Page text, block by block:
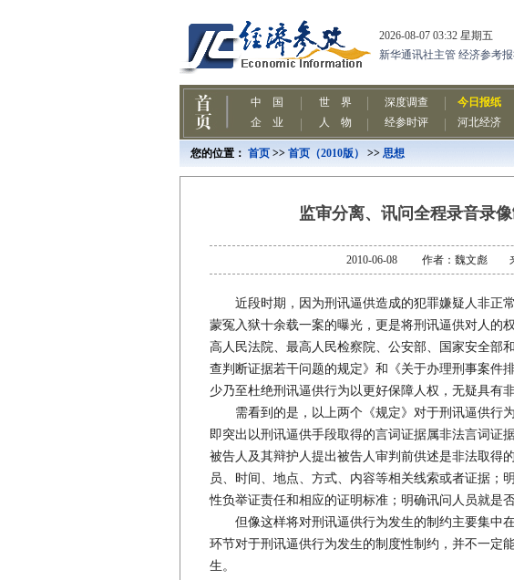
您的位置： 首页 >> 首页（2010版） >> 思想
监审分离、讯问全程录音录
2010-06-08 作者：魏文彪 来
近段时期，因为刑讯逼供造成的犯罪嫌疑人非正
蒙冤入狱十余载一案的曝光，更是将刑讯逼供对人的
高人民法院、最高人民检察院、公安部、国家安全部
查判断证据若干问题的规定》和《关于办理刑事案件
少乃至杜绝刑讯逼供行为以更好保障人权，无疑具有
需看到的是，以上两个《规定》对于刑讯逼供行为
即突出以刑讯逼供手段取得的言词证据属非法言词证
被告人及其辩护人提出被告人审判前供述是非法取得
员、时间、地点、方式、内容等相关线索或者证据；
性负举证责任和相应的证明标准；明确讯问人员就是
但像这样将对刑讯逼供行为发生的制约主要集中
环节对于刑讯逼供行为发生的制度性制约，并不一定
生。